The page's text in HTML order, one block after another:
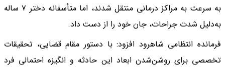
به سرعت به مراکز درمانی منتقل شدند، اما متأسفانه دختر ۷ ساله
به‌دلیل شدت جراحات، جان خود را از دست داد.
فرمانده انتظامی شاهرود افزود: با دستور مقام قضایی، تحقیقات
تخصصی برای روشن‌شدن ابعاد این حادثه و انگیزه احتمالی فرد